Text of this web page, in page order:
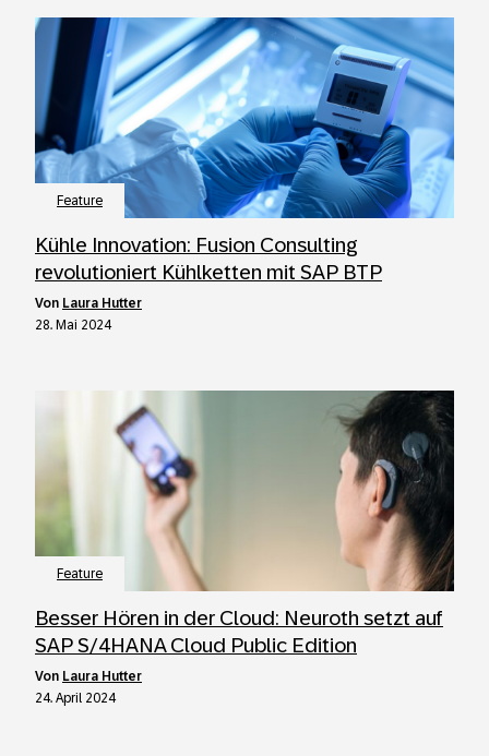
Feature
Kühle Innovation: Fusion Consulting
revolutioniert Kühlketten mit SAP BTP
von Laura Hutter
28. Mai 2024
Feature
Besser Hören in der Cloud: Neuroth setzt auf
SAP S/4HANA Cloud Public Edition
von Laura Hutter
24. April 2024